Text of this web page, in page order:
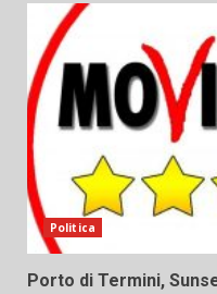
Politica
Porto di Termini,